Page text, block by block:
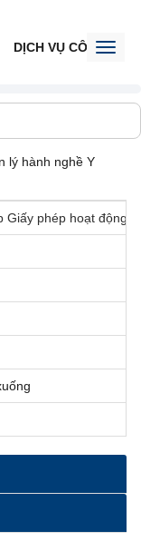
DỊCH VỤ CÔNG
lý hành nghề Y
Giấy phép hoạt động